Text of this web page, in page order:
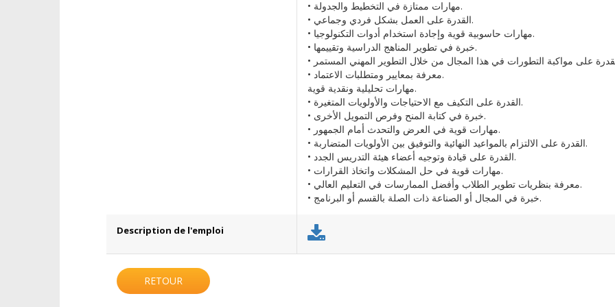
• مهارات ممتازة في التخطيط والجدولة.
• القدرة على العمل بشكل فردي وجماعي.
• مهارات حاسوبية قوية وإجادة استخدام أدوات التكنولوجيا.
• خبرة في تطوير المناهج الدراسية وتقييمها.
• معرفة بمعايير ومتطلبات الاعتماد.
مهارات تحليلية ونقدية قوية.
• القدرة على التكيف مع الاحتياجات والأولويات المتغيرة.
• خبرة في كتابة المنح وفرص التمويل الأخرى.
• مهارات قوية في العرض والتحدث أمام الجمهور.
• القدرة على الالتزام بالمواعيد النهائية والتوفيق بين الأولويات المتضاربة.
• القدرة على قيادة وتوجيه أعضاء هيئة التدريس الجدد.
• مهارات قوية في حل المشكلات واتخاذ القرارات.
• معرفة بنظريات تطوير الطلاب وأفضل الممارسات في التعليم العالي.
• خبرة في المجال أو الصناعة ذات الصلة بالقسم أو البرنامج.
Description de l'emploi
RETOUR